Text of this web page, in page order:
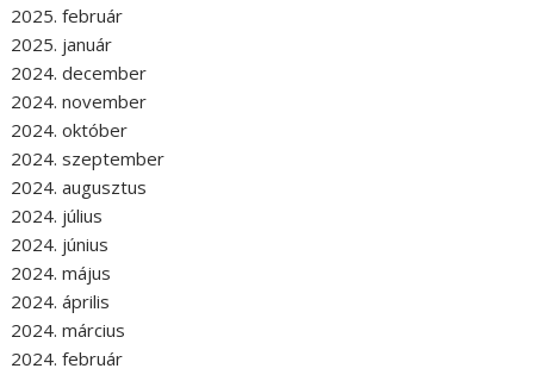
2025. február
2025. január
2024. december
2024. november
2024. október
2024. szeptember
2024. augusztus
2024. július
2024. június
2024. május
2024. április
2024. március
2024. február